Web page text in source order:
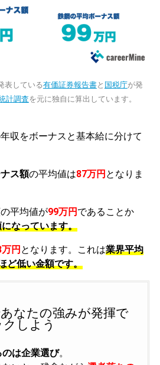
表している有価証券報告書と 国税庁が発
計調査を元に独自に算出しています。
収をボーナスと基本給に分けて
ス額の平均値は87万円 となりま
平均値が99万円 であることか
なっています。
円 となります。これは業界平均
ど低い金額です。
なたの強みが発揮で
しよう
は企業選び。